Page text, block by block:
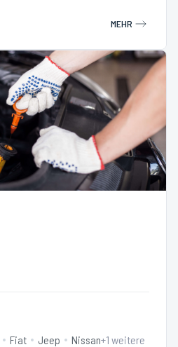
MEHR
Fiat Jeep Nissan+1 weitere